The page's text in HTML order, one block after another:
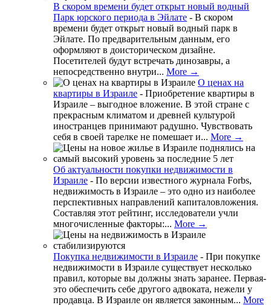
В скором времени будет открыт новый водный
Парк юрского периода в Эйлате - В скором
времени будет открыт новый водный парк в
Эйлате. По предварительным данным, его
оформляют в доисторическом дизайне.
Посетителей будут встречать динозавры, а
непосредственно внутри... More →
О ценах на
квартиры в Израиле - Приобретение квартиры в
Израиле – выгодное вложение. В этой стране с
прекрасным климатом и древней культурой
иностранцев принимают радушно. Чувствовать
себя в своей тарелке не помешает и... More →
Об актуальности покупки недвижимости в
Израиле - По версии известного журнала Forbs,
недвижимость в Израиле – это одно из наиболее
перспективных направлений капиталовложения.
Составляя этот рейтинг, исследователи учли
многочисленные факторы:... More →
Покупка недвижимости в Израиле - При покупке
недвижимости в Израиле существует несколько
правил, которые вы должны знать заранее. Первая-
это обеспечить себе другого адвоката, нежели у
продавца. В Израиле он является законным... More